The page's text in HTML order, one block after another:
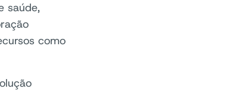
saúde,
como